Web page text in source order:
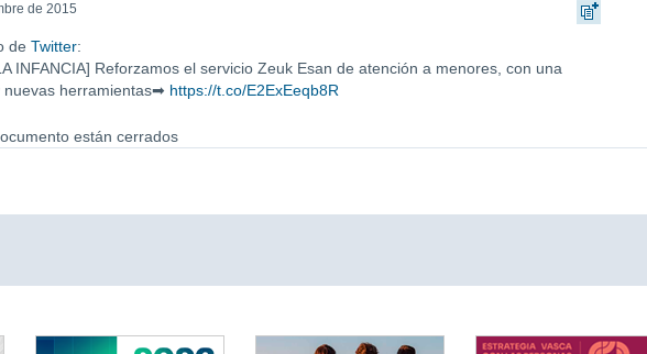
de 2015
deTwitter:
INFANCIA] Reforzamos el servicio Zeuk Esan de atención a menores, con una
nuevas herramientas➡ https://t.co/E2ExEeqb8R
están cerrados